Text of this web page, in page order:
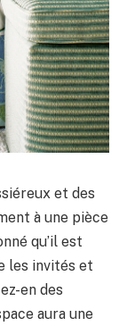
et des
à une pièce
qu’il est
les invités et
en des
aura une